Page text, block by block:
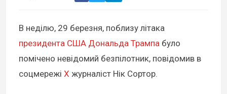
В неділю, 29 березня, поблизу літака
президента США Дональда Трампа було
помічено невідомий безпілотник, повідомив в
соцмережі Х журналіст Нік Сортор.